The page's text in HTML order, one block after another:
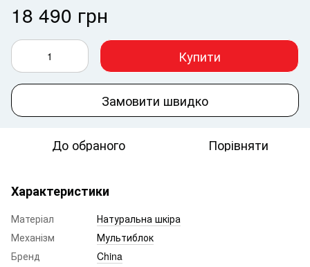
18 490 грн
Купити
Замовити швидко
До обраного Порівняти
Характеристики
Матеріал
Натуральна шкіра
Механізм
Мультиблок
Бренд
China